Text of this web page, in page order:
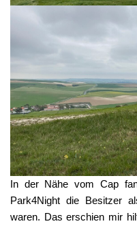
In der Nähe vom Cap
Park4Night die Besitzer
waren. Das erschien mir